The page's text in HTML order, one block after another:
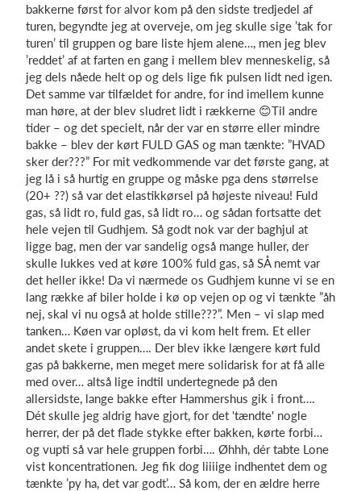
bakkerne først for alvor kom på den sidste tredjedel af
turen, begyndte jeg at overveje, om jeg skulle sige ’tak for
turen’ til gruppen og bare liste hjem alene…, men jeg blev
’reddet’ af at farten en gang i mellem blev menneskelig, så
jeg dels nåede helt op og dels lige fik pulsen lidt ned igen.
Det samme var tilfældet for andre, for ind imellem kunne
man høre, at der blev sludret lidt i rækkerne 😊Til andre
tider – og det specielt, når der var en større eller mindre
bakke – blev der kørt FULD GAS og man tænkte: ”HVAD
sker der???” For mit vedkommende var det første gang, at
jeg lå i så hurtig en gruppe og måske pga dens størrelse
(20+ ??) så var det elastikkørsel på højeste niveau! Fuld
gas, så lidt ro, fuld gas, så lidt ro… og sådan fortsatte det
hele vejen til Gudhjem. Så godt nok var der baghjul at
ligge bag, men der var sandelig også mange huller, der
skulle lukkes ved at køre 100% fuld gas, så SÅ nemt var
det heller ikke! Da vi nærmede os Gudhjem kunne vi se en
lang række af biler holde i kø op vejen op og vi tænkte ”åh
nej, skal vi nu også at holde stille???”. Men – vi slap med
tanken… Køen var opløst, da vi kom helt frem. Et eller
andet skete i gruppen…. Der blev ikke længere kørt fuld
gas på bakkerne, men meget mere solidarisk for at få alle
med over… altså lige indtil undertegnede på den
allersidste, lange bakke efter Hammershus gik i front….
Dét skulle jeg aldrig have gjort, for det 'tændte' nogle
herrer, der på det flade stykke efter bakken, kørte forbi…
og vupti så var hele gruppen forbi…. Øhhh, dér tabte Lone
vist koncentrationen. Jeg fik dog liiiige indhentet dem og
tænkte ’py ha, det var godt’… Så kom, der en ældre herre